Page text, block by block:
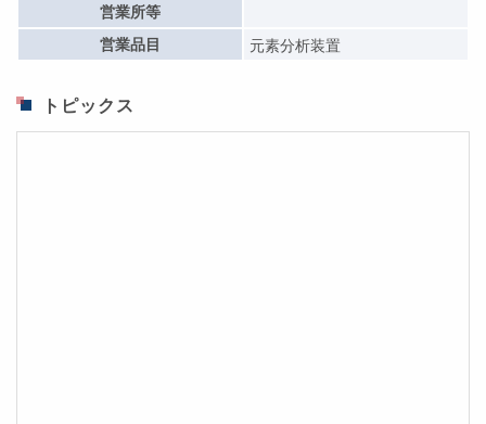
営業所等
営業品目
元素分析装置
トピックス